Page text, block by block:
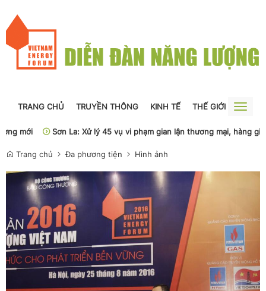
TRANG CHỦ TRUYỀN THÔNG KINH TẾ THẾ GIỚI
Toggle
mới
Sơn La: Xử lý 45 vụ vi phạm gian lận thương mại, hàng giả
Trang chủ Đa phương tiện Hình ảnh